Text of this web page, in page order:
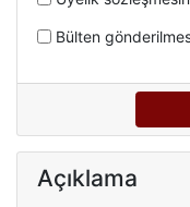
Bülten
Açıklama